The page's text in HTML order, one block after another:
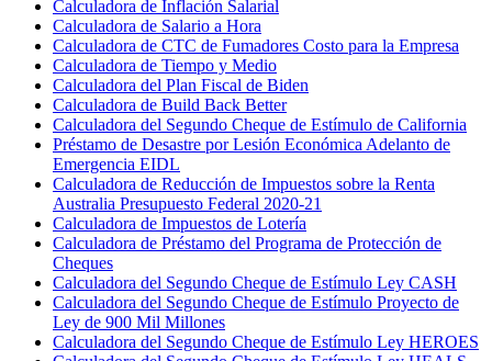
Calculadora de Inflación Salarial
Calculadora de Salario a Hora
Calculadora de CTC de Fumadores Costo para la Empresa
Calculadora de Tiempo y Medio
Calculadora del Plan Fiscal de Biden
Calculadora de Build Back Better
Calculadora del Segundo Cheque de Estímulo de California
Préstamo de Desastre por Lesión Económica Adelanto de
Emergencia EIDL
Calculadora de Reducción de Impuestos sobre la Renta
Australia Presupuesto Federal 2020-21
Calculadora de Impuestos de Lotería
Calculadora de Préstamo del Programa de Protección de
Cheques
Calculadora del Segundo Cheque de Estímulo Ley CASH
Calculadora del Segundo Cheque de Estímulo Proyecto de
Ley de 900 Mil Millones
Calculadora del Segundo Cheque de Estímulo Ley HEROES